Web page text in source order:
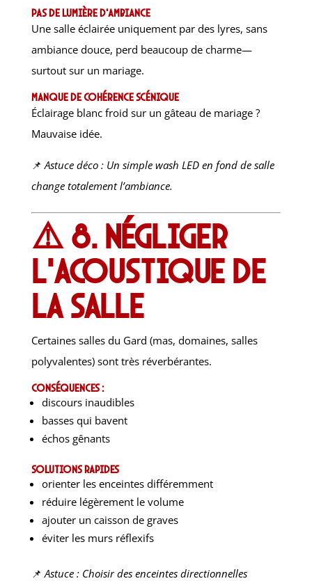
Pas de lumière d’ambiance
Une salle éclairée uniquement par des lyres, sans
ambiance douce, perd beaucoup de charme—
surtout sur un mariage.
Manque de cohérence scénique
Éclairage blanc froid sur un gâteau de mariage ?
Mauvaise idée.
📌Astuce déco : Un simple wash LED en fond de salle
change totalement l’ambiance.
⚠️ 8. Négliger
l’acoustique de
la salle
Certaines salles du Gard (mas, domaines, salles
polyvalentes) sont très réverbérantes.
Conséquences :
discours inaudibles
basses qui bavent
échos gênants
Solutions rapides
orienter les enceintes différemment
réduire légèrement le volume
ajouter un caisson de graves
éviter les murs réflexifs
📌Astuce : Choisir des enceintes directionnelles